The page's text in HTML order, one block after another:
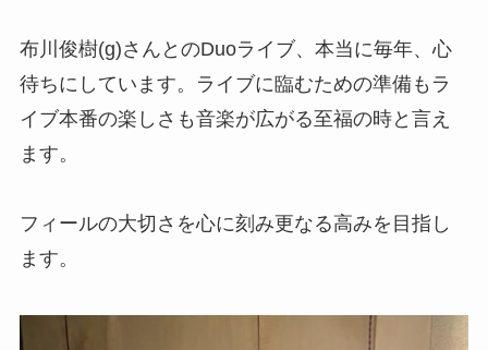
布川俊樹(g)さんとのDuoライブ、本当に毎年、心
待ちにしています。ライブに臨むための準備もラ
イブ本番の楽しさも音楽が広がる至福の時と言え
ます。
フィールの大切さを心に刻み更なる高みを目指し
ます。